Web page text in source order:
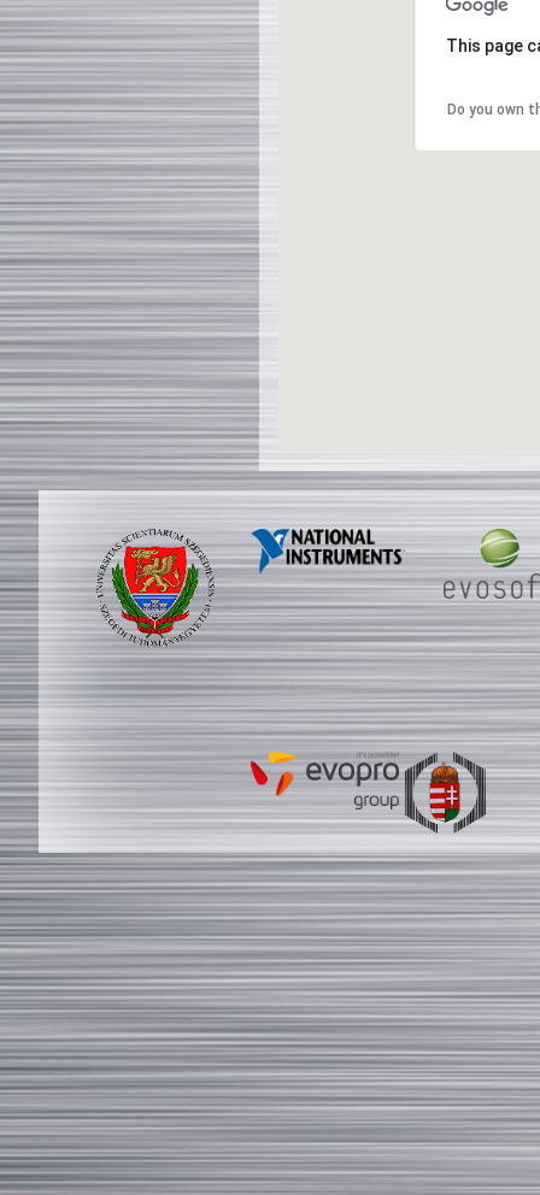
This page
Do you own